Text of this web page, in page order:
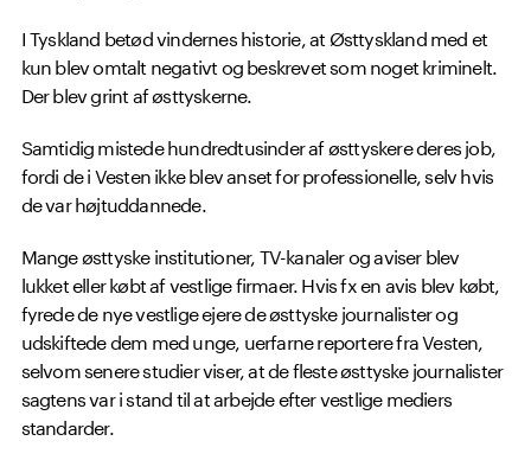
I Tyskland betød vindernes historie, at Østtyskland med et
kun blev omtalt negativt og beskrevet som noget kriminelt.
Der blev grint af østtyskerne.
Samtidig mistede hundredtusinder af østtyskere deres job,
fordi de i Vesten ikke blev anset for professionelle, selv hvis
de var højtuddannede.
Mange østtyske institutioner, TV-kanaler og aviser blev
lukket eller købt af vestlige firmaer. Hvis fx en avis blev købt,
fyrede de nye vestlige ejere de østtyske journalister og
udskiftede dem med unge, uerfarne reportere fra Vesten,
selvom senere studier viser, at de fleste østtyske journalister
sagtens var i stand til at arbejde efter vestlige mediers
standarder.